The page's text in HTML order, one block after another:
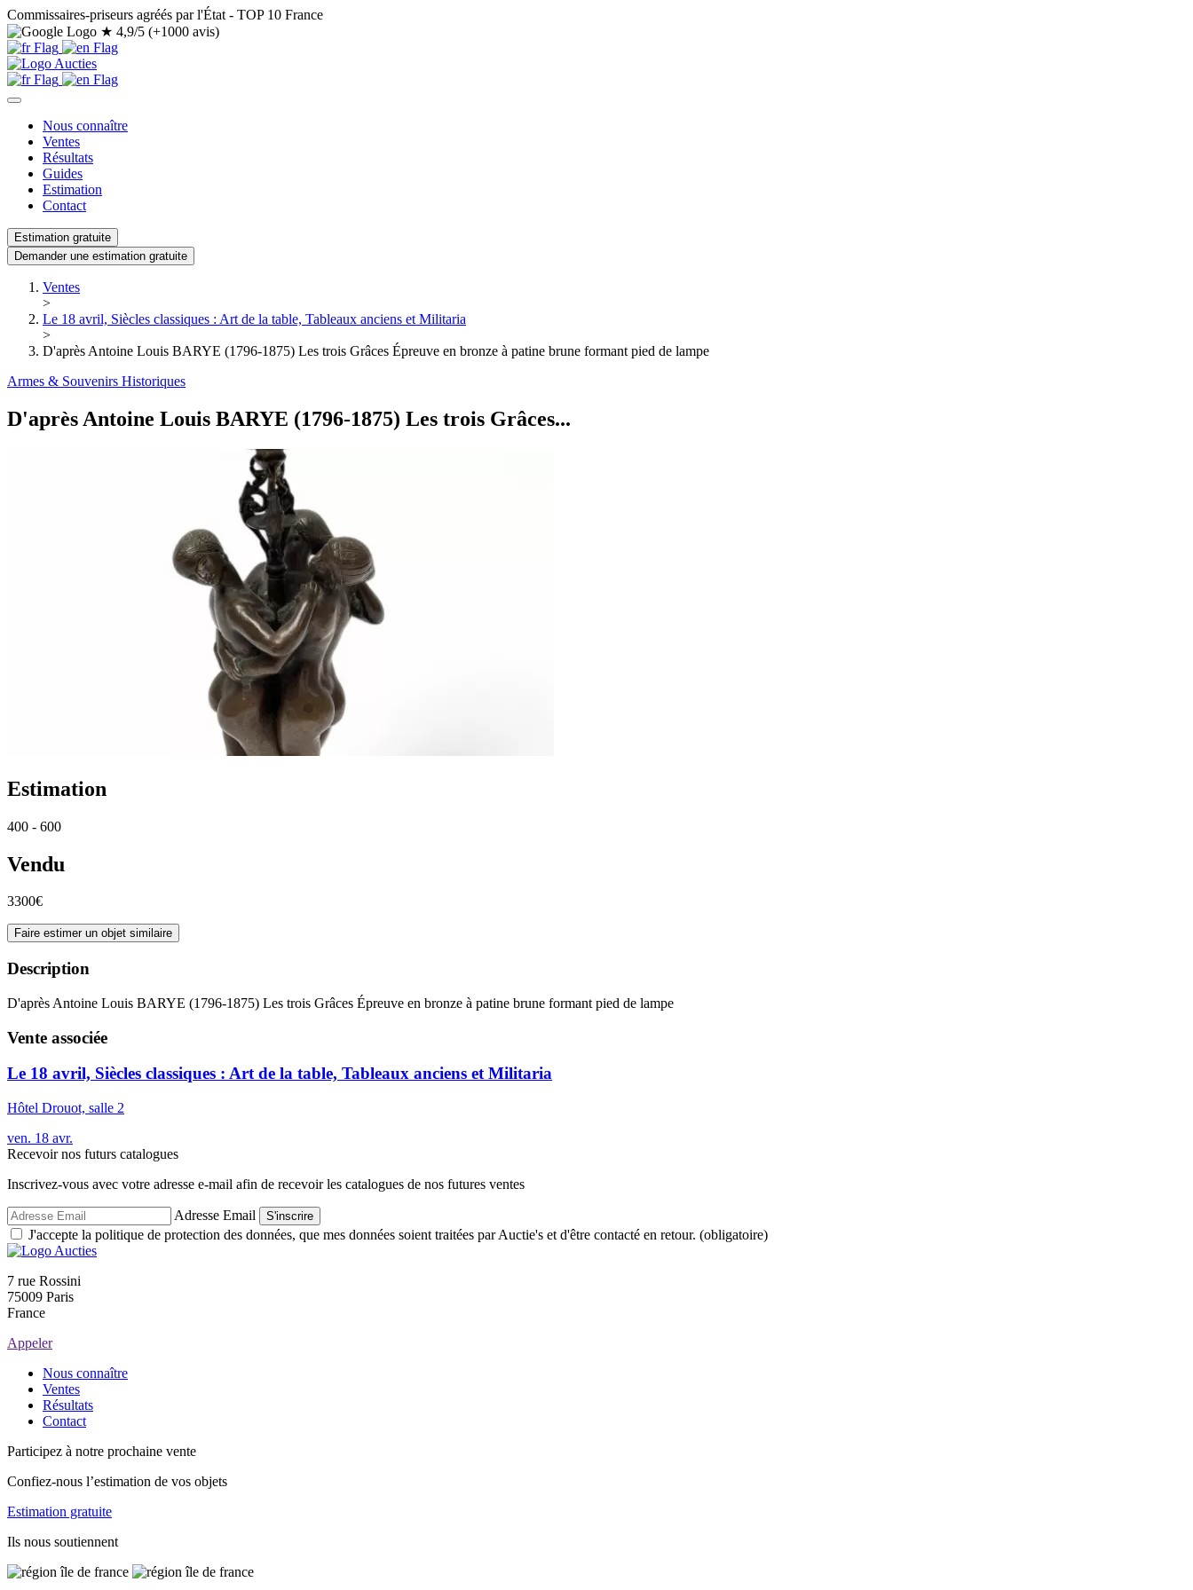
Commissaires-priseurs agréés par l'État - TOP 10 France
★ 4,9/5 (+1000 avis)
Nous connaître
Ventes
Résultats
Guides
Estimation
Contact
Estimation gratuite
Demander une estimation gratuite
Ventes
>
Le 18 avril, Siècles classiques : Art de la table, Tableaux anciens et Militaria
>
D'après Antoine Louis BARYE (1796-1875) Les trois Grâces Épreuve en bronze à patine brune formant pied de lampe
Armes & Souvenirs Historiques
D'après Antoine Louis BARYE (1796-1875) Les trois Grâces...
Estimation
400 - 600
Vendu
3300€
Faire estimer un objet similaire
Description
D'après Antoine Louis BARYE (1796-1875) Les trois Grâces Épreuve en bronze à patine brune formant pied de lampe
Vente associée
Le 18 avril, Siècles classiques : Art de la table, Tableaux anciens et Militaria
Hôtel Drouot, salle 2
ven. 18 avr.
Recevoir nos futurs catalogues
Inscrivez-vous avec votre adresse e-mail afin de recevoir les catalogues de nos futures ventes
Adresse Email S'inscrire
J'accepte la politique de protection des données, que mes données soient traitées par Auctie's et d'être contacté en retour. (obligatoire)
7 rue Rossini
75009 Paris
France
Appeler
Nous connaître
Ventes
Résultats
Contact
Participez à notre prochaine vente
Confiez-nous l’estimation de vos objets
Estimation gratuite
Ils nous soutiennent